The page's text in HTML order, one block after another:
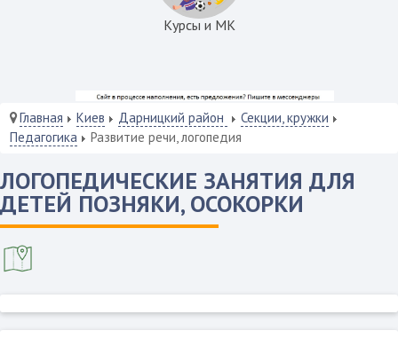
Курсы и МК
Главная Киев Дарницкий район
Секции, кружки
Педагогика
Развитие речи, логопедия
ЛОГОПЕДИЧЕСКИЕ ЗАНЯТИЯ ДЛЯ
ДЕТЕЙ ПОЗНЯКИ, ОСОКОРКИ